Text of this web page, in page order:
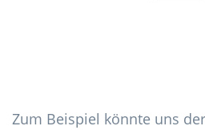
Zum Beispiel könnte uns